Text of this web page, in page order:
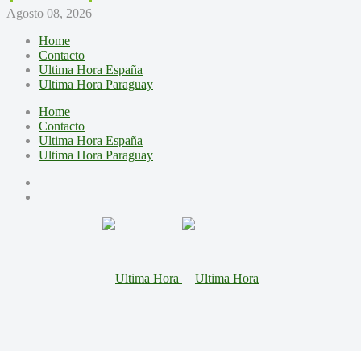
Agosto 08, 2026
Home
Contacto
Ultima Hora España
Ultima Hora Paraguay
Home
Contacto
Ultima Hora España
Ultima Hora Paraguay